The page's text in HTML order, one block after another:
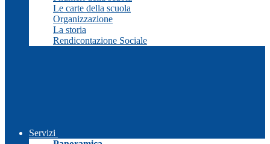
Le carte della scuola
Organizzazione
La storia
Rendicontazione Sociale
Servizi